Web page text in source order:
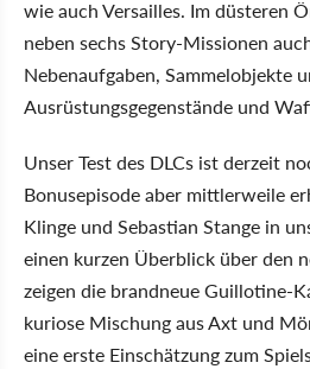
wie auch Versailles. Im düsteren
neben sechs Story-Missionen
Nebenaufgaben, Sammelobjekte
Ausrüstungsgegenstände und
Unser Test des DLCs ist derzeit
Bonusepisode aber mittlerweile
Klinge und Sebastian Stange in
einen kurzen Überblick über den
zeigen die brandneue Guillotine-
kuriose Mischung aus Axt und
eine erste Einschätzung zum